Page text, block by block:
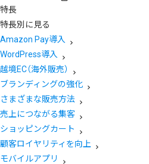
特長
特長別に見る
Amazon Pay導入
WordPress導入
越境EC（海外販売）
ブランディングの強化
さまざまな販売方法
売上につながる集客
ショッピングカート
顧客ロイヤリティを向上
モバイルアプリ